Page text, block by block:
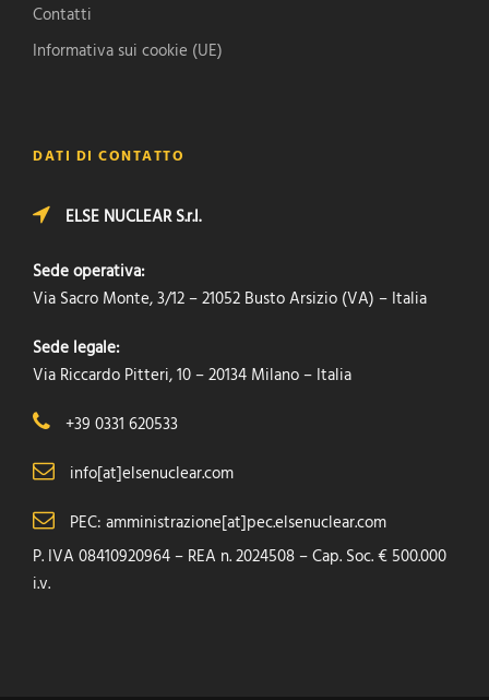
Contatti
Informativa sui cookie (UE)
DATI DI CONTATTO
ELSE NUCLEAR S.r.l.
Sede operativa:
Via Sacro Monte, 3/12 – 21052 Busto Arsizio (VA) – Italia
Sede legale:
Via Riccardo Pitteri, 10 – 20134 Milano – Italia
+39 0331 620533
info[at]elsenuclear.com
PEC: amministrazione[at]pec.elsenuclear.com
P. IVA 08410920964 – REA n. 2024508 – Cap. Soc. € 500.000
i.v.